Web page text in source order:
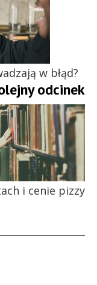
w błąd?
odcinek
i cenie pizzy